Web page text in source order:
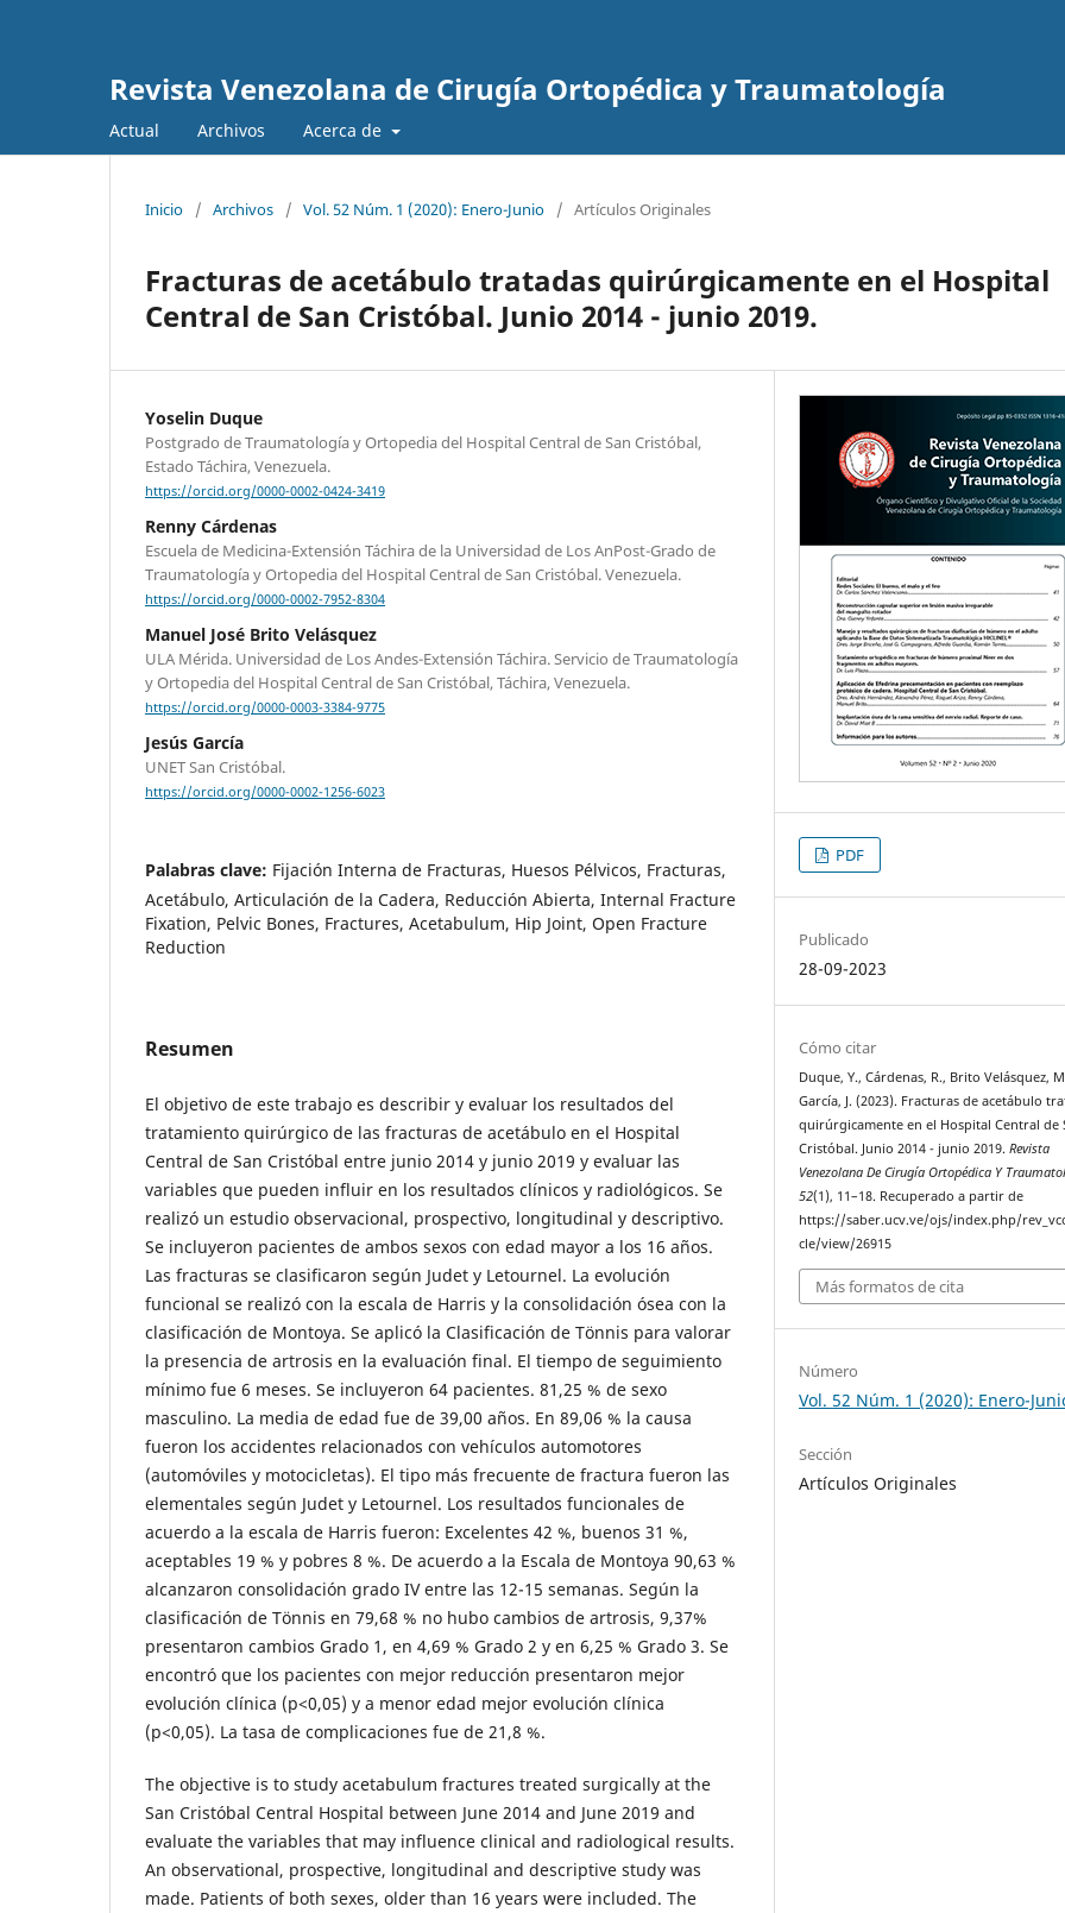
Revista Venezolana de Cirugía Ortopédica y Traumatología
Actual Archivos Acerca de
Inicio / Archivos / Vol. 52 Núm. 1 (2020): Enero-Junio / Artículos Originales
Fracturas de acetábulo tratadas quirúrgicamente en el Hospital
Central de San Cristóbal. Junio 2014 - junio 2019.
Yoselin Duque
Postgrado de Traumatología y Ortopedia del Hospital Central de San Cristóbal,
Estado Táchira, Venezuela.
https://orcid.org/0000-0002-0424-3419
Renny Cárdenas
Escuela de Medicina-Extensión Táchira de la Universidad de Los AnPost-Grado de
Traumatología y Ortopedia del Hospital Central de San Cristóbal. Venezuela.
https://orcid.org/0000-0002-7952-8304
Manuel José Brito Velásquez
ULA Mérida. Universidad de Los Andes-Extensión Táchira. Servicio de Traumatología
y Ortopedia del Hospital Central de San Cristóbal, Táchira, Venezuela.
https://orcid.org/0000-0003-3384-9775
Jesús García
UNET San Cristóbal.
https://orcid.org/0000-0002-1256-6023
Palabras clave: Fijación Interna de Fracturas, Huesos Pélvicos, Fracturas,
Acetábulo, Articulación de la Cadera, Reducción Abierta, Internal Fracture
Fixation, Pelvic Bones, Fractures, Acetabulum, Hip Joint, Open Fracture
Reduction
Resumen
El objetivo de este trabajo es describir y evaluar los resultados del
tratamiento quirúrgico de las fracturas de acetábulo en el Hospital
Central de San Cristóbal entre junio 2014 y junio 2019 y evaluar las
variables que pueden influir en los resultados clínicos y radiológicos. Se
realizó un estudio observacional, prospectivo, longitudinal y descriptivo.
Se incluyeron pacientes de ambos sexos con edad mayor a los 16 años.
Las fracturas se clasificaron según Judet y Letournel. La evolución
funcional se realizó con la escala de Harris y la consolidación ósea con la
clasificación de Montoya. Se aplicó la Clasificación de Tönnis para valorar
la presencia de artrosis en la evaluación final. El tiempo de seguimiento
mínimo fue 6 meses. Se incluyeron 64 pacientes. 81,25 % de sexo
masculino. La media de edad fue de 39,00 años. En 89,06 % la causa
fueron los accidentes relacionados con vehículos automotores
(automóviles y motocicletas). El tipo más frecuente de fractura fueron las
elementales según Judet y Letournel. Los resultados funcionales de
acuerdo a la escala de Harris fueron: Excelentes 42 %, buenos 31 %,
aceptables 19 % y pobres 8 %. De acuerdo a la Escala de Montoya 90,63 %
alcanzaron consolidación grado IV entre las 12-15 semanas. Según la
clasificación de Tönnis en 79,68 % no hubo cambios de artrosis, 9,37%
presentaron cambios Grado 1, en 4,69 % Grado 2 y en 6,25 % Grado 3. Se
encontró que los pacientes con mejor reducción presentaron mejor
evolución clínica (p<0,05) y a menor edad mejor evolución clínica
(p<0,05). La tasa de complicaciones fue de 21,8 %.
The objective is to study acetabulum fractures treated surgically at the
San Cristóbal Central Hospital between June 2014 and June 2019 and
evaluate the variables that may influence clinical and radiological results.
An observational, prospective, longitudinal and descriptive study was
made. Patients of both sexes, older than 16 years were included. The
PDF
Publicado
28-09-2023
Cómo citar
Duque, Y., Cárdenas, R., Brito Velásquez,
García, J. (2023). Fracturas de acetábulo
quirúrgicamente en el Hospital Central de
Cristóbal. Junio 2014 - junio 2019.Revista
Venezolana De Cirugía Ortopédica Y
52(1), 11–18. Recuperado a partir de
https://saber.ucv.ve/ojs/index.php/
cle/view/26915
Más formatos de cita
Número
Vol. 52 Núm. 1 (2020): Enero-
Sección
Artículos Originales